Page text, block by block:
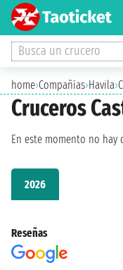
Busca un crucero
home›Compañías›Havila›
Cruceros
2026
En este momento no
Reseñas